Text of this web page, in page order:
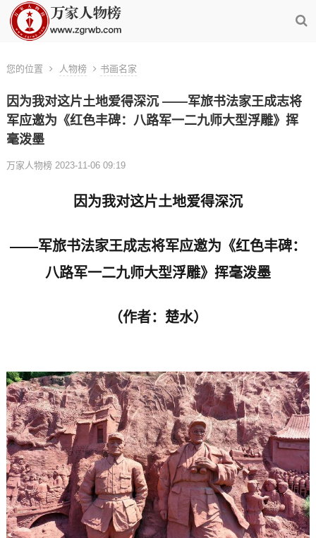
您的位置 人物榜 书画名家
因为我对这片土地爱得深沉 ——军旅书法家王成志将
军应邀为《红色丰碑：八路军一二九师大型浮雕》挥
毫泼墨
万家人物榜 2023-11-06 09:19
因为我对这片土地爱得深沉
——军旅书法家王成志将军应邀为《红色丰碑：
八路军一二九师大型浮雕》挥毫泼墨
（作者： 楚水）